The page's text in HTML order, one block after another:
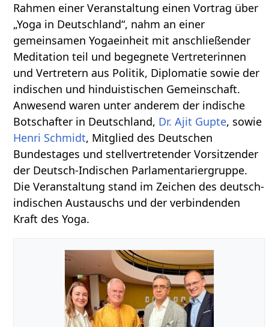
Rahmen einer Veranstaltung einen Vortrag über
„Yoga in Deutschland“, nahm an einer
gemeinsamen Yogaeinheit mit anschließender
Meditation teil und begegnete Vertreterinnen
und Vertretern aus Politik, Diplomatie sowie der
indischen und hinduistischen Gemeinschaft.
Anwesend waren unter anderem der indische
Botschafter in Deutschland, Dr. Ajit Gupte, sowie
Henri Schmidt, Mitglied des Deutschen
Bundestages und stellvertretender Vorsitzender
der Deutsch-Indischen Parlamentariergruppe.
Die Veranstaltung stand im Zeichen des deutsch-
indischen Austauschs und der verbindenden
Kraft des Yoga.